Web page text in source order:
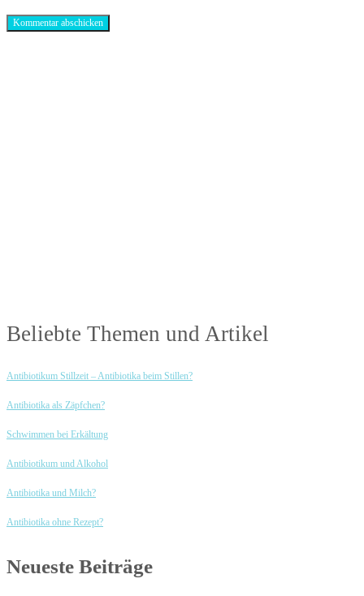
Beliebte Themen und Artikel
Antibiotikum Stillzeit – Antibiotika beim Stillen?
Antibiotika als Zäpfchen?
Schwimmen bei Erkältung
Antibiotikum und Alkohol
Antibiotika und Milch?
Antibiotika ohne Rezept?
Neueste Beiträge